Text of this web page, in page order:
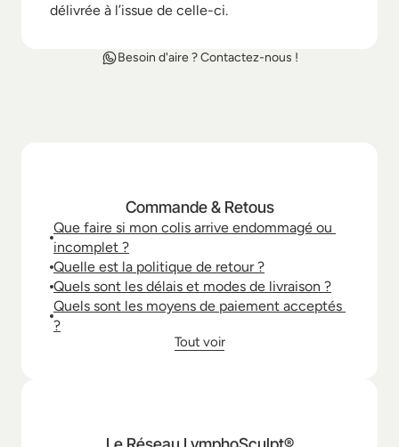
délivrée à l’issue de celle-ci.
Besoin d'aire ? Contactez-nous !
Commande & Retous
Que faire si mon colis arrive endommagé ou
incomplet ?
Quelle est la politique de retour ?
Quels sont les délais et modes de livraison ?
Quels sont les moyens de paiement acceptés
?
Tout voir